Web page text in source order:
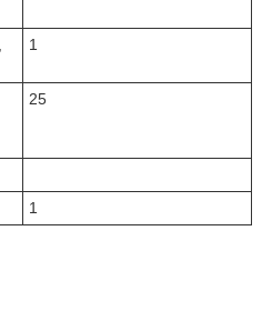
1
25
1